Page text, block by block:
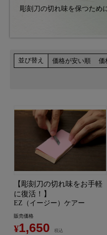
彫刻刀の切れ味を保つため
並び替え 価格が安い順 価
【彫刻刀の切れ味をお手軽
に復活！】
EZ（イージー）ケアー
販売価格
¥1,650 税込